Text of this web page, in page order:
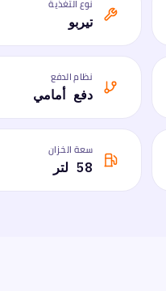
نوع التغذية
تيربو
نظام الدفع
دفع أمامي
سعة الخزان
58 لتر